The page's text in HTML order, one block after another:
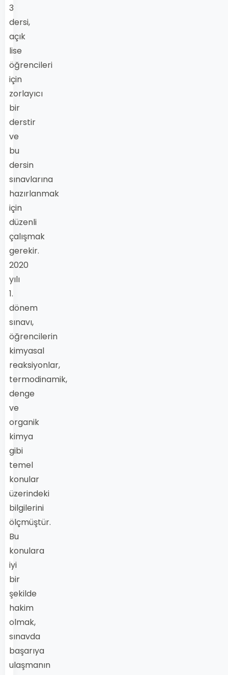
3
dersi,
açık
lise
öğrencileri
için
zorlayıcı
bir
derstir
ve
bu
dersin
sınavlarına
hazırlanmak
için
düzenli
çalışmak
gerekir.
2020
yılı
1.
dönem
sınavı,
öğrencilerin
kimyasal
reaksiyonlar,
termodinamik,
denge
ve
organik
kimya
gibi
temel
konular
üzerindeki
bilgilerini
ölçmüştür.
Bu
konulara
iyi
bir
şekilde
hakim
olmak,
sınavda
başarıya
ulaşmanın